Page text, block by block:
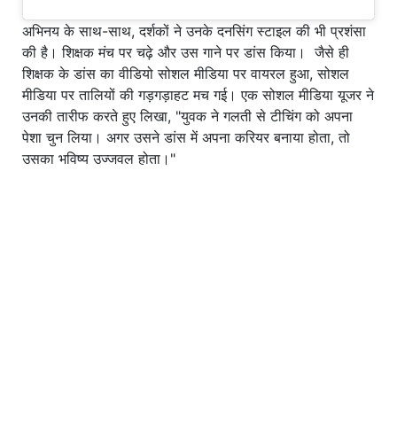
अभिनय के साथ-साथ, दर्शकों ने उनके दनसिंग स्टाइल की भी प्रशंसा
की है। शिक्षक मंच पर चढ़े और उस गाने पर डांस किया। जैसे ही
शिक्षक के डांस का वीडियो सोशल मीडिया पर वायरल हुआ, सोशल
मीडिया पर तालियों की गड़गड़ाहट मच गई। एक सोशल मीडिया यूजर ने
उनकी तारीफ करते हुए लिखा, "युवक ने गलती से टीचिंग को अपना
पेशा चुन लिया। अगर उसने डांस में अपना करियर बनाया होता, तो
उसका भविष्य उज्जवल होता।"